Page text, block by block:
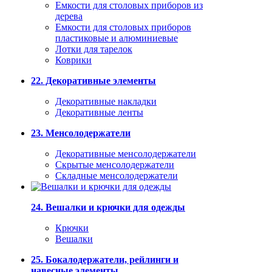
Емкости для столовых приборов из
дерева
Емкости для столовых приборов
пластиковые и алюминиевые
Лотки для тарелок
Коврики
22. Декоративные элементы
Декоративные накладки
Декоративные ленты
23. Менсолодержатели
Декоративные менсолодержатели
Скрытые менсолодержатели
Складные менсолодержатели
24. Вешалки и крючки для одежды
Крючки
Вешалки
25. Бокалодержатели, рейлинги и